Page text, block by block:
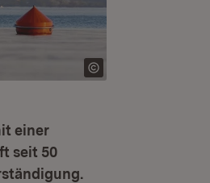
einer
seit 50